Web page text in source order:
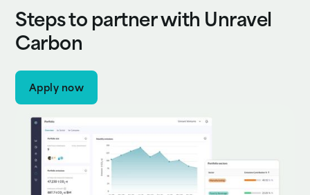
Steps to partner with Unravel
Carbon
Apply now